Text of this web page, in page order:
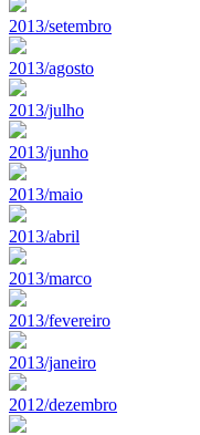
2013/setembro
2013/agosto
2013/julho
2013/junho
2013/maio
2013/abril
2013/marco
2013/fevereiro
2013/janeiro
2012/dezembro